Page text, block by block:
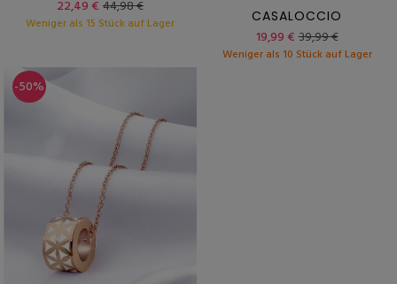
22,49 € 44,98 €
Weniger als 15 Stück auf Lager CASALOCCIO
19,99 €39,99 €
Weniger als 10 Stück auf Lager
-50%